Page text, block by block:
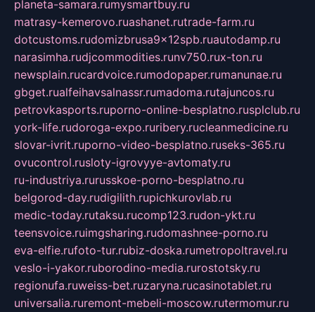
planeta-samara.rumysmartbuy.ru
matrasy-kemerovo.ruashanet.rutrade-farm.ru
dotcustoms.rudomizbrusa9x12spb.ruautodamp.ru
narasimha.rudjcommodities.runv750.rux-ton.ru
newsplain.rucardvoice.rumodopaper.rumanunae.ru
gbget.rualfeihavsalnassr.rumadoma.rutajuncos.ru
petrovkasports.ruporno-online-besplatno.rusplclub.ru
york-life.rudoroga-expo.ruribery.rucleanmedicine.ru
slovar-ivrit.ruporno-video-besplatno.ruseks-365.ru
ovucontrol.rusloty-igrovyye-avtomaty.ru
ru-industriya.rurusskoe-porno-besplatno.ru
belgorod-day.rudigilith.rupichkurovlab.ru
medic-today.rutaksu.rucomp123.rudon-ykt.ru
teensvoice.ruimgsharing.rudomashnee-porno.ru
eva-elfie.rufoto-tur.rubiz-doska.rumetropoltravel.ru
veslo-i-yakor.ruborodino-media.rurostotsky.ru
regionufa.ruweiss-bet.ruzaryna.rucasinotablet.ru
universalia.ruremont-mebeli-moscow.rutermomur.ru